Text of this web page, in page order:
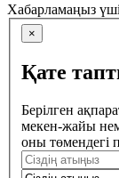
Хабарламаңыз
×
Қате
Берілген
мекен-жайы
оны төмендегі